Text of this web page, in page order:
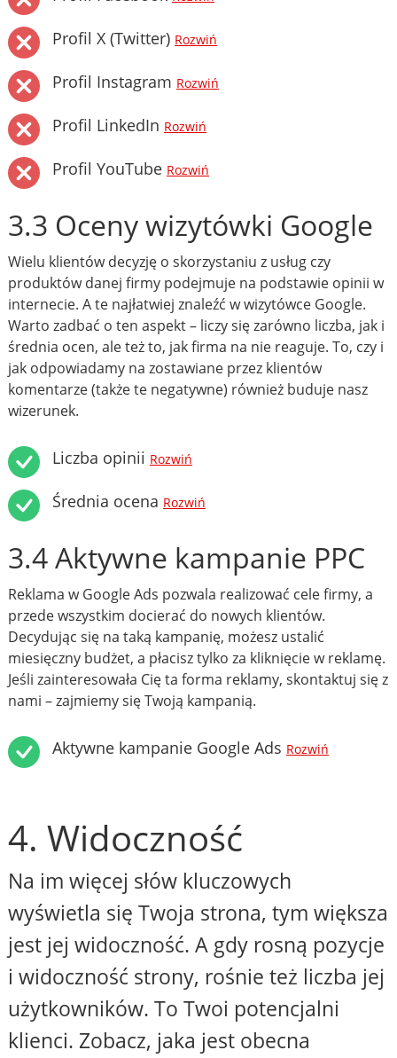
Profil X (Twitter) Rozwiń
Profil Instagram Rozwiń
Profil LinkedIn Rozwiń
Profil YouTube Rozwiń
3.3 Oceny wizytówki Google
Wielu klientów decyzję o skorzystaniu z usług czy
produktów danej firmy podejmuje na podstawie opinii w
internecie. A te najłatwiej znaleźć w wizytówce Google.
Warto zadbać o ten aspekt – liczy się zarówno liczba, jak i
średnia ocen, ale też to, jak firma na nie reaguje. To, czy i
jak odpowiadamy na zostawiane przez klientów
komentarze (także te negatywne) również buduje nasz
wizerunek.
Liczba opinii Rozwiń
Średnia ocena Rozwiń
3.4 Aktywne kampanie PPC
Reklama w Google Ads pozwala realizować cele firmy, a
przede wszystkim docierać do nowych klientów.
Decydując się na taką kampanię, możesz ustalić
miesięczny budżet, a płacisz tylko za kliknięcie w reklamę.
Jeśli zainteresowała Cię ta forma reklamy, skontaktuj się z
nami – zajmiemy się Twoją kampanią.
Aktywne kampanie Google Ads Rozwiń
4. Widoczność
Na im więcej słów kluczowych
wyświetla się Twoja strona, tym większa
jest jej widoczność. A gdy rosną pozycje
i widoczność strony, rośnie też liczba jej
użytkowników. To Twoi potencjalni
klienci. Zobacz, jaka jest obecna